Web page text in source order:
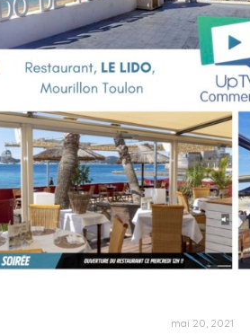
mai 20, 2021